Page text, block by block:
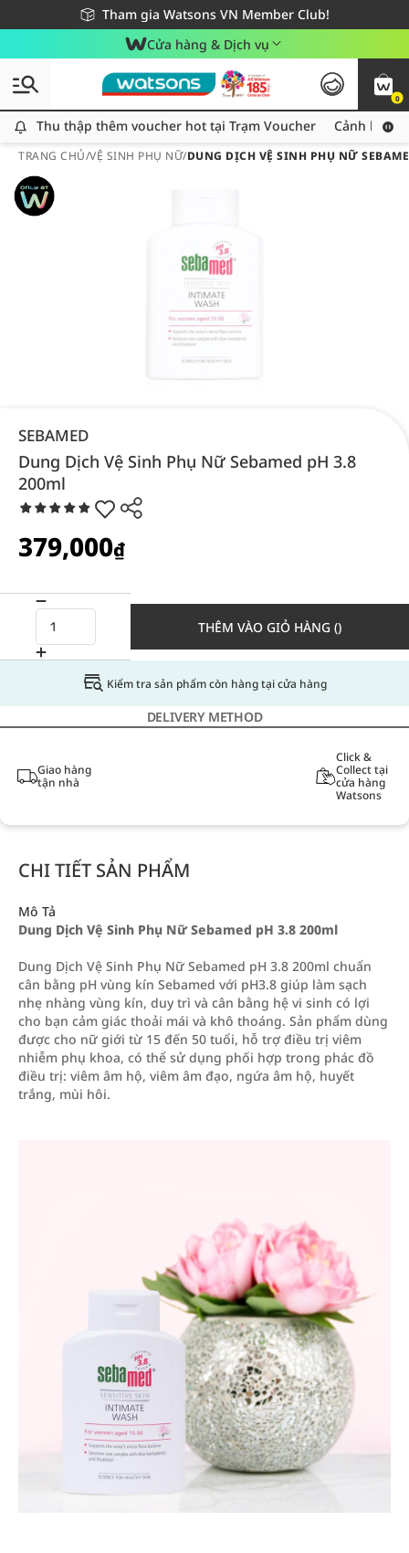
Tham gia Watsons VN Member Club!
Miễn phí giao hàng cho đơn hàng từ 249,000Đ
Giao hàng nhanh 24h - Áp dụng khu vực TP. Hồ Chí Minh
Cửa hàng & Dịch vụ
0
Thu thập thêm voucher hot tại Trạm Voucher
Thu thập thêm voucher hot tại Trạm Voucher Cảnh báo
TRANG CHỦ/VỆ SINH PHỤ NỮ/DUNG DỊCH VỆ SINH PHỤ NỮ
SEBAMED
Dung Dịch Vệ Sinh Phụ Nữ Sebamed pH 3.8
200ml
379,000₫
THÊM VÀO GIỎ HÀNG ()
Kiểm tra sản phẩm còn hàng tại cửa hàng
DELIVERY METHOD
Giao hàng
tận nhà
Click &
Collect tại
cửa hàng
Watsons
CHI TIẾT SẢN PHẨM
Mô Tả
Dung Dịch Vệ Sinh Phụ Nữ Sebamed pH 3.8 200ml
Dung Dịch Vệ Sinh Phụ Nữ Sebamed pH 3.8 200ml chuẩn
cân bằng pH vùng kín Sebamed với pH3.8 giúp làm sạch
nhẹ nhàng vùng kín, duy trì và cân bằng hệ vi sinh có lợi
cho bạn cảm giác thoải mái và khô thoáng. Sản phẩm dùng
được cho nữ giới từ 15 đến 50 tuổi, hỗ trợ điều trị viêm
nhiễm phụ khoa, có thể sử dụng phối hợp trong phác đồ
điều trị: viêm âm hộ, viêm âm đạo, ngứa âm hộ, huyết
trắng, mùi hôi.